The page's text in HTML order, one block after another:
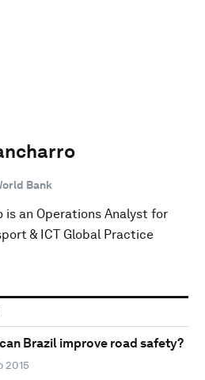
Bank
is an Operations Analyst for
& ICT Global Practice
Brazil improve road safety?
2015